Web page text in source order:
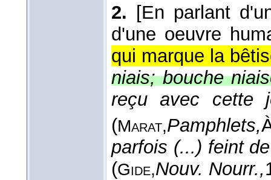
2. [En parlant
d'une oeuvre
qui marque la
niais; bouche
reçu avec cette
(Marat,Pamphlets,
parfois (...) feint
(Gide,Nouv. Nourr.,